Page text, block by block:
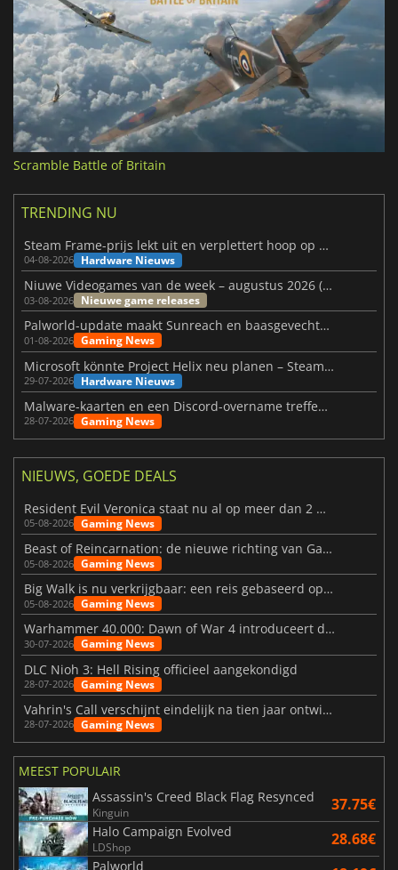
Scramble Battle of Britain
TRENDING NU
Steam Frame-prijs lekt uit en verplettert hoop op betaalbare VR
04-08-2026 Hardware Nieuws
Niuwe Videogames van de week – augustus 2026 (week 32)
03-08-2026 Nieuwe game releases
Palworld-update maakt Sunreach en baasgevechten stabieler
01-08-2026 Gaming News
Microsoft könnte Project Helix neu planen – Steam-Support wackelt
29-07-2026 Hardware Nieuws
Malware-kaarten en een Discord-overname treffen Meccha Chameleon
28-07-2026 Gaming News
NIEUWS, GOEDE DEALS
Resident Evil Veronica staat nu al op meer dan 2 miljoen verlanglijstjes
05-08-2026 Gaming News
Beast of Reincarnation: de nieuwe richting van Game Freak
05-08-2026 Gaming News
Big Walk is nu verkrijgbaar: een reis gebaseerd op vriendschap
05-08-2026 Gaming News
Warhammer 40.000: Dawn of War 4 introduceert de Necron-factie
30-07-2026 Gaming News
DLC Nioh 3: Hell Rising officieel aangekondigd
28-07-2026 Gaming News
Vahrin's Call verschijnt eindelijk na tien jaar ontwikkeling
28-07-2026 Gaming News
MEEST POPULAIR
Assassin's Creed Black Flag Resynced
Kinguin 37.75€
Halo Campaign Evolved
LDShop 28.68€
Palworld